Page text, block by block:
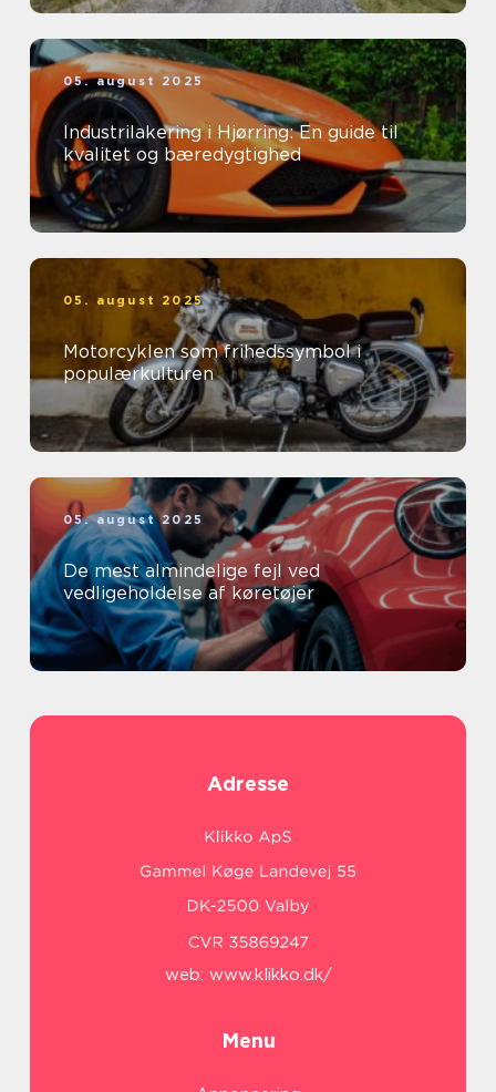
05. august 2025
Industrilakering i Hjørring: En guide til
kvalitet og bæredygtighed
05. august 2025
Motorcyklen som frihedssymbol i
populærkulturen
05. august 2025
De mest almindelige fejl ved
vedligeholdelse af køretøjer
Adresse
web: www.klikko.dk/
Menu